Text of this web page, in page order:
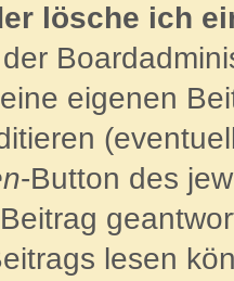
lösche ich
eigenen
-Button des
lesen